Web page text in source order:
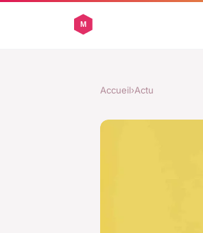
Accueil›Actu